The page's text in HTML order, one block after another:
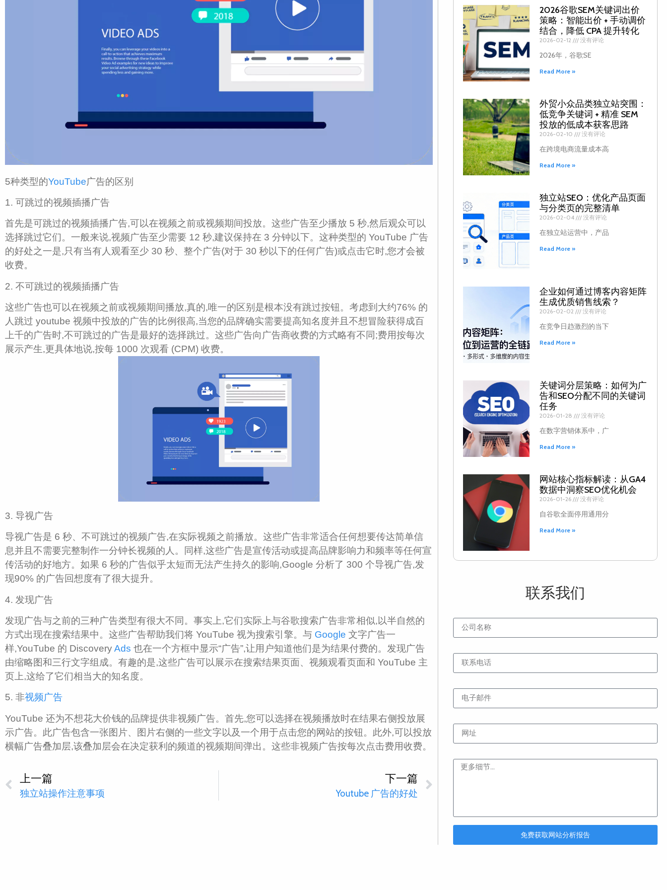
5种类型的YouTube广告的区别
1. 可跳过的视频插播广告
首先是可跳过的视频插播广告,可以在视频之前或视频期间投放。这些广告至少播放 5 秒,然后观众可以
选择跳过它们。一般来说,视频广告至少需要 12 秒,建议保持在 3 分钟以下。这种类型的 YouTube 广告
的好处之一是,只有当有人观看至少 30 秒、整个广告(对于 30 秒以下的任何广告)或点击它时,您才会被
收费。
2. 不可跳过的视频插播广告
这些广告也可以在视频之前或视频期间播放,真的,唯一的区别是根本没有跳过按钮。考虑到大约76% 的
人跳过 youtube 视频中投放的广告的比例很高,当您的品牌确实需要提高知名度并且不想冒险获得成百
上千的广告时,不可跳过的广告是最好的选择跳过。这些广告向广告商收费的方式略有不同;费用按每次
展示产生,更具体地说,按每 1000 次观看 (CPM) 收费。
3. 导视广告
导视广告是 6 秒、不可跳过的视频广告,在实际视频之前播放。这些广告非常适合任何想要传达简单信
息并且不需要完整制作一分钟长视频的人。同样,这些广告是宣传活动或提高品牌影响力和频率等任何宣
传活动的好地方。如果 6 秒的广告似乎太短而无法产生持久的影响,Google 分析了 300 个导视广告,发
现90% 的广告回想度有了很大提升。
4. 发现广告
发现广告与之前的三种广告类型有很大不同。事实上,它们实际上与谷歌搜索广告非常相似,以半自然的
方式出现在搜索结果中。这些广告帮助我们将 YouTube 视为搜索引擎。与 Google 文字广告一
样,YouTube 的 DiscoveryAds 也在一个方框中显示“广告”,让用户知道他们是为结果付费的。发现广告
由缩略图和三行文字组成。有趣的是,这些广告可以展示在搜索结果页面、视频观看页面和 YouTube 主
页上,这给了它们相当大的知名度。
5. 非视频广告
YouTube 还为不想花大价钱的品牌提供非视频广告。首先,您可以选择在视频播放时在结果右侧投放展
示广告。此广告包含一张图片、图片右侧的一些文字以及一个用于点击您的网站的按钮。此外,可以投放
横幅广告叠加层,该叠加层会在决定获利的频道的视频期间弹出。这些非视频广告按每次点击费用收费。
上一篇
独立站操作注意事项
下一篇
Youtube 广告的好处
2026谷歌SEM关键词出价
策略：智能出价 + 手动调价
结合，降低 CPA 提升转化
2026-02-12 没有评论
2026年，谷歌SE
Read More »
外贸小众品类独立站突围：
低竞争关键词 + 精准 SEM
投放的低成本获客思路
2026-02-10 没有评论
在跨境电商流量成本高
Read More »
独立站SEO：优化产品页面
与分类页的完整清单
2026-02-04 没有评论
在独立站运营中，产品
Read More »
企业如何通过博客内容矩阵
生成优质销售线索？
2026-02-02 没有评论
在竞争日趋激烈的当下
Read More »
关键词分层策略：如何为广
告和SEO分配不同的关键词
任务
2026-01-28 没有评论
在数字营销体系中，广
Read More »
网站核心指标解读：从GA4
数据中洞察SEO优化机会
2026-01-26 没有评论
自谷歌全面停用通用分
Read More »
联系我们
免费获取网站分析报告